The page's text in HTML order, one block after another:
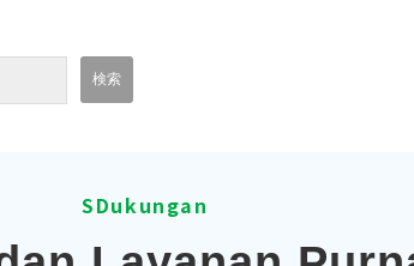
SDukungan